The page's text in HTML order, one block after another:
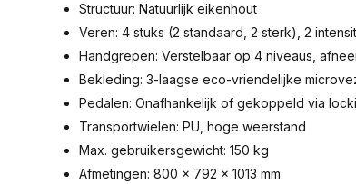
Structuur: Natuurlijk eikenhout
Veren: 4 stuks (2 standaard, 2 sterk), 2
Handgrepen: Verstelbaar op 4 niveaus,
Bekleding: 3-laagse eco-vriendelijke
Pedalen: Onafhankelijk of gekoppeld via
Transportwielen: PU, hoge weerstand
Max. gebruikersgewicht: 150 kg
Afmetingen: 800 × 792 × 1013 mm